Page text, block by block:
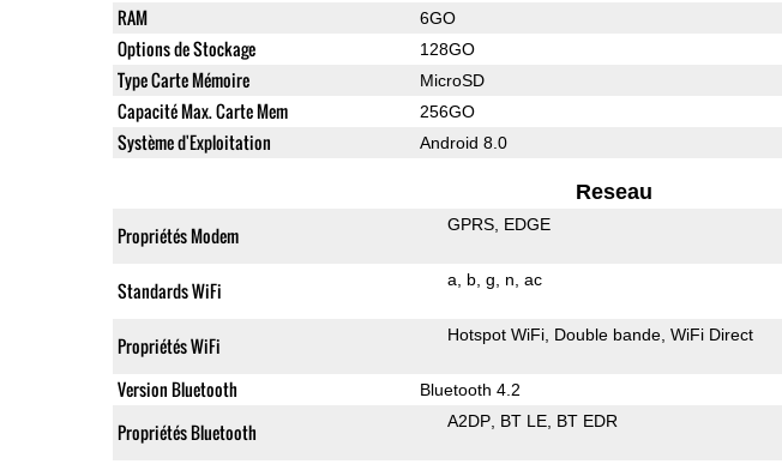
RAM 6GO
Options de Stockage 128GO
Type Carte Mémoire MicroSD
Capacité Max. Carte Mem 256GO
Système d'Exploitation Android 8.0
Reseau
Propriétés Modem GPRS EDGE
Standards WiFi a b g n ac
Propriétés WiFi Hotspot WiFi Double bande WiFi Direct
Version Bluetooth Bluetooth 4.2
Propriétés Bluetooth A2DP BT LE BT EDR